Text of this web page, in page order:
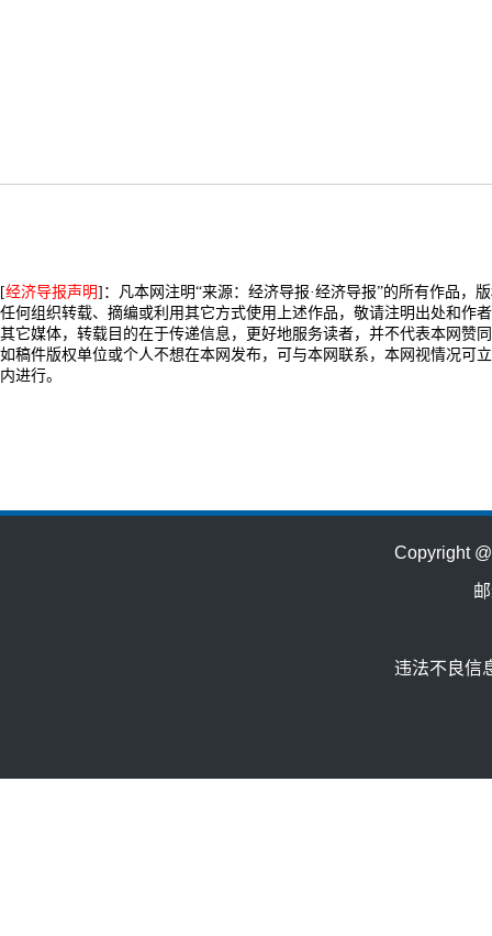
[经济导报声明]：凡本网注明“来源：经济导报·经济导报”的所有作品，
任何组织转载、摘编或利用其它方式使用上述作品，敬请注明出处和作
其它媒体，转载目的在于传递信息，更好地服务读者，并不代表本网赞
如稿件版权单位或个人不想在本网发布，可与本网联系，本网视情况可
内进行。
Copyright
违法不良信